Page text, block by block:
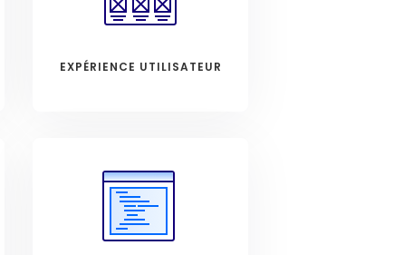
EXPÉRIENCE UTILISATEUR